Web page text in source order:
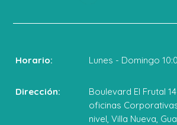
Horario: Lunes - Domingo
Dirección:
Boulevard El Frutal
oficinas
nivel, Villa Nueva,